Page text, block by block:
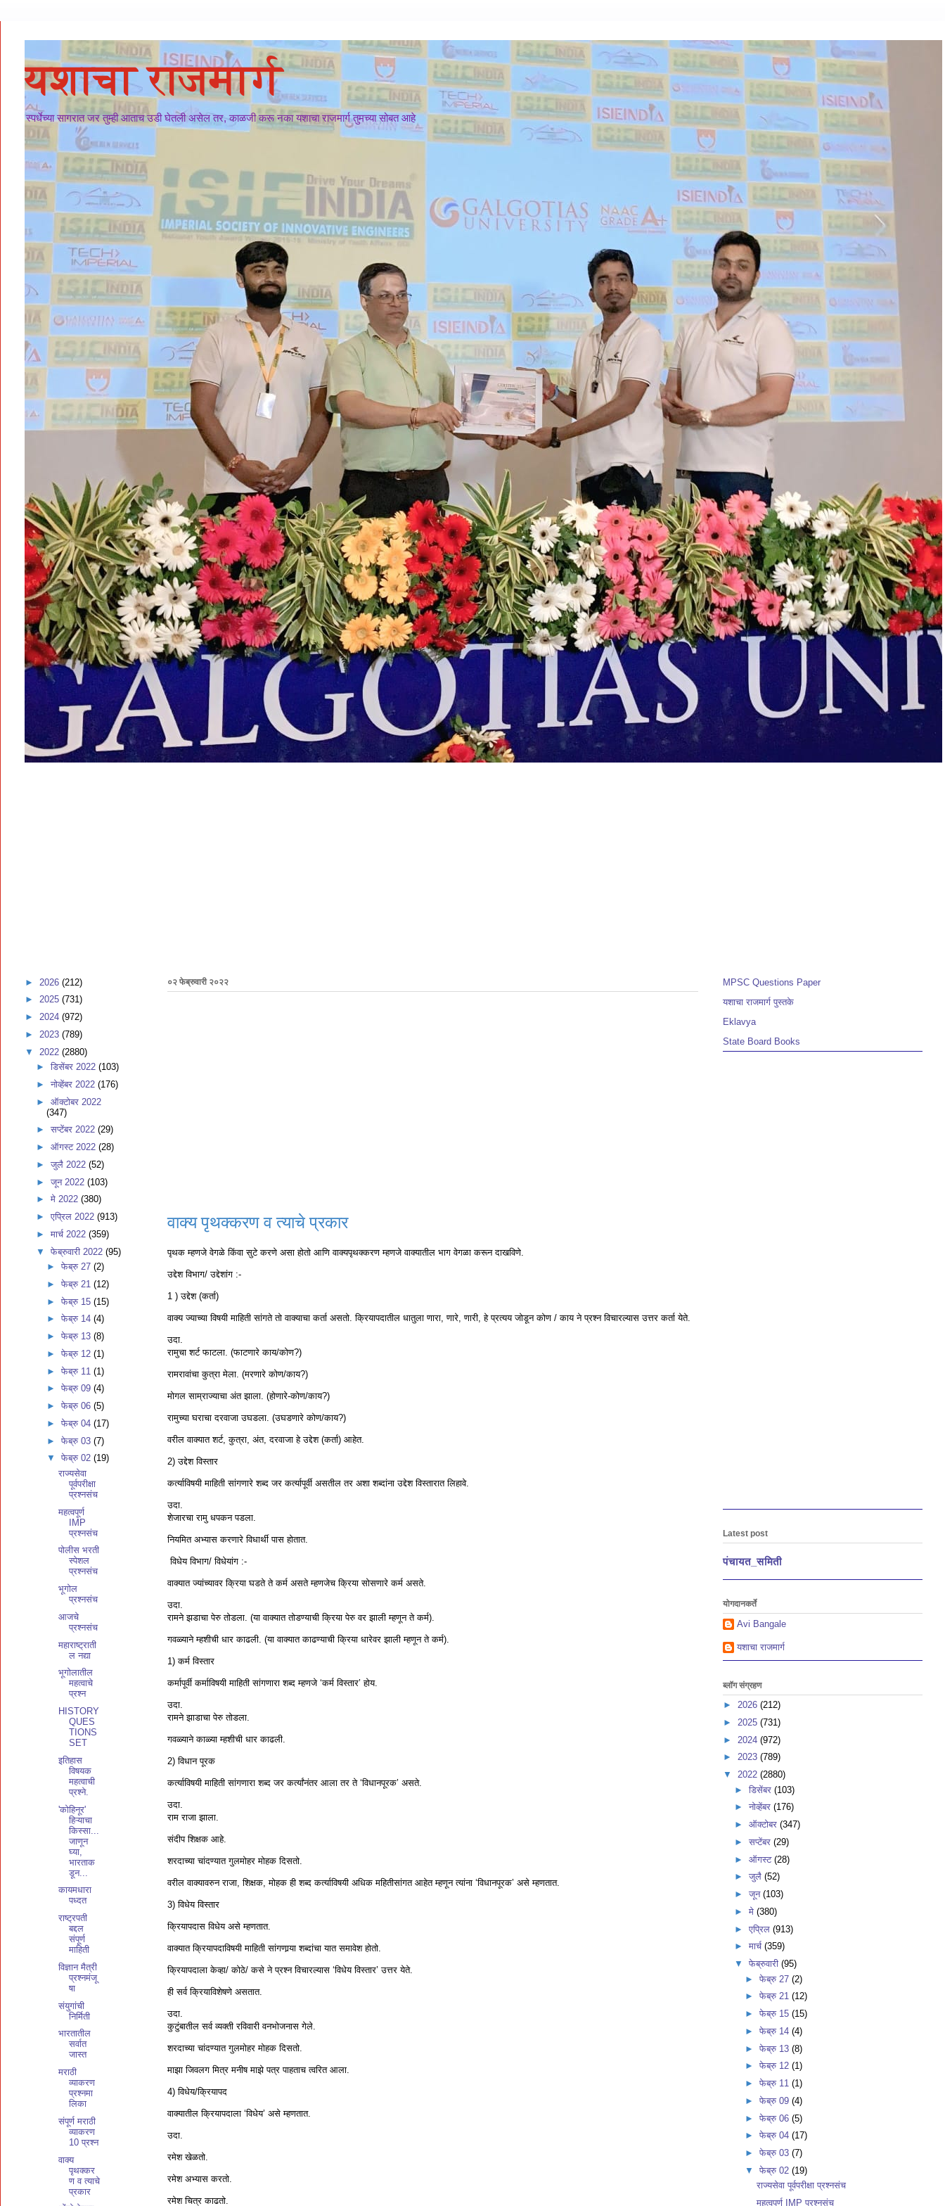
यशाचा राजमार्ग
स्पर्धेच्या सागरात जर तुम्ही आताच उडी घेतली असेल तर, काळजी करू नका यशाचा राजमार्ग तुमच्या सोबत आहे
०२ फेब्रुवारी २०२२
वाक्य पृथक्करण व त्याचे प्रकार
पृथक म्हणजे वेगळे किंवा सुटे करणे असा होतो आणि वाक्यपृथक्करण म्हणजे वाक्यातील भाग वेगळा करून दाखविणे.
उद्देश विभाग/ उद्देशांग :-
1 ) उद्देश (कर्ता)
वाक्य ज्याच्या विषयी माहिती सांगते तो वाक्याचा कर्ता असतो. क्रियापदातील धातुला णारा, णारे, णारी, हे प्रत्यय जोडून कोण / काय ने प्रश्न विचारल्यास उत्तर कर्ता येते.
उदा.
रामुचा शर्ट फाटला. (फाटणारे काय/कोण?)
रामरावांचा कुत्रा मेला. (मरणारे कोण/काय?)
मोगल साम्राज्याचा अंत झाला. (होणारे-कोण/काय?)
रामुच्या घराचा दरवाजा उघडला. (उघडणारे कोण/काय?)
वरील वाक्यात शर्ट, कुत्रा, अंत, दरवाजा हे उद्देश (कर्ता) आहेत.
2) उद्देश विस्तार
कर्त्याविषयी माहिती सांगणारे शब्द जर कर्त्यापूर्वी असतील तर अशा शब्दांना उद्देश विस्तारात लिहावे.
उदा.
शेजारचा रामु धपकन पडला.
नियमित अभ्यास करणारे विधार्थी पास होतात.
विधेय विभाग/ विधेयांग :-
वाक्यात ज्यांच्यावर क्रिया घडते ते कर्म असते म्हणजेच क्रिया सोसणारे कर्म असते.
उदा.
रामने झडाचा पेरु तोडला. (या वाक्यात तोडण्याची क्रिया पेरु वर झाली म्हणून ते कर्म).
गवळ्याने म्हशीची धार काढली. (या वाक्यात काढण्याची क्रिया धारेवर झाली म्हणून ते कर्म).
1) कर्म विस्तार
कर्मापूर्वी कर्माविषयी माहिती सांगणारा शब्द म्हणजे ‘कर्म विस्तार’ होय.
उदा.
रामने झाडाचा पेरु तोडला.
गवळ्याने काळ्या म्हशीची धार काढली.
2) विधान पूरक
कर्त्याविषयी माहिती सांगणारा शब्द जर कर्त्यांनंतर आला तर ते ‘विधानपूरक’ असते.
उदा.
राम राजा झाला.
संदीप शिक्षक आहे.
शरदाच्या चांदण्यात गुलमोहर मोहक दिसतो.
वरील वाक्यावरुन राजा, शिक्षक, मोहक ही शब्द कर्त्याविषयी अधिक महितीसांगत आहेत म्हणून त्यांना ‘विधानपूरक’ असे म्हणतात.
3) विधेय विस्तार
क्रियापदास विधेय असे म्हणतात.
वाक्यात क्रियापदाविषयी माहिती सांगणार्‍या शब्दांचा यात समावेश होतो.
क्रियापदाला केव्हा/ कोठे/ कसे ने प्रश्न विचारल्यास ‘विधेय विस्तार’ उत्तर येते.
ही सर्व क्रियाविशेषणे असतात.
उदा.
कुटुंबातील सर्व व्यक्ती रविवारी वनभोजनास गेले.
शरदाच्या चांदण्यात गुलमोहर मोहक दिसतो.
माझा जिवलग मित्र मनीष माझे पत्र पाहताच त्वरित आला.
4) विधेय/क्रियापद
वाक्यातील क्रियापदाला ‘विधेय’ असे म्हणतात.
उदा.
रमेश खेळतो.
रमेश अभ्यास करतो.
रमेश चित्र काढतो.
► 2026 (212)
► 2025 (731)
► 2024 (972)
► 2023 (789)
▼ 2022 (2880)
► डिसेंबर 2022 (103)
► नोव्हेंबर 2022 (176)
► ऑक्टोबर 2022
(347)
► सप्टेंबर 2022 (29)
► ऑगस्ट 2022 (28)
► जुलै 2022 (52)
► जून 2022 (103)
► मे 2022 (380)
► एप्रिल 2022 (913)
► मार्च 2022 (359)
▼ फेब्रुवारी 2022 (95)
►फेब्रु 27(2)
►फेब्रु 21(12)
►फेब्रु 15(15)
►फेब्रु 14(4)
►फेब्रु 13(8)
►फेब्रु 12(1)
►फेब्रु 11(1)
►फेब्रु 09(4)
►फेब्रु 06(5)
►फेब्रु 04(17)
►फेब्रु 03(7)
▼फेब्रु 02(19)
राज्यसेवा
पूर्वपरीक्षा
प्रश्नसंच
महत्वपूर्ण
IMP
प्रश्नसंच
पोलीस भरती
स्पेशल
प्रश्नसंच
भूगोल
प्रश्नसंच
आजचे
प्रश्नसंच
महाराष्ट्राती
ल नद्या
भूगोलातील
महत्वाचे
प्रश्न
HISTORY
QUES
TIONS
SET
इतिहास
विषयक
महत्वाची
प्रश्ने.
'कोहिनूर'
हिऱ्याचा
किस्सा...
जाणून
घ्या,
भारताक
डून...
कायमधारा
पध्दत
राष्ट्रपती
बद्दल
संपूर्ण
माहिती
विज्ञान मैत्री
प्रश्नमंजू
षा
संयुगांची
निर्मिती
भारतातील
सर्वात
जास्त
मराठी
व्याकरण
प्रश्नमा
लिका
संपूर्ण मराठी
व्याकरण
10 प्रश्न
वाक्य
पृथक्कर
ण व त्याचे
प्रकार
MPSC Questions Paper
यशाचा राजमार्ग पुस्तके
Eklavya
State Board Books
Latest post
पंचायत_समिती
योगदानकर्ते
Avi Bangale
यशाचा राजमार्ग
ब्लॉग संग्रहण
► 2026 (212)
► 2025 (731)
► 2024 (972)
► 2023 (789)
▼ 2022 (2880)
► डिसेंबर (103)
► नोव्हेंबर (176)
► ऑक्टोबर (347)
► सप्टेंबर (29)
► ऑगस्ट (28)
► जुलै (52)
► जून (103)
► मे (380)
► एप्रिल (913)
► मार्च (359)
▼ फेब्रुवारी (95)
►फेब्रु 27(2)
►फेब्रु 21(12)
►फेब्रु 15(15)
►फेब्रु 14(4)
►फेब्रु 13(8)
►फेब्रु 12(1)
►फेब्रु 11(1)
►फेब्रु 09(4)
►फेब्रु 06(5)
►फेब्रु 04(17)
►फेब्रु 03(7)
▼फेब्रु 02(19)
राज्यसेवा पूर्वपरीक्षा प्रश्नसंच
महत्वपूर्ण IMP प्रश्नसंच